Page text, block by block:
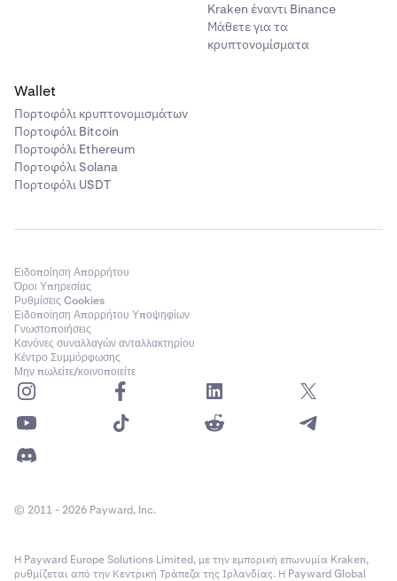
Kraken έναντι Binance
Μάθετε για τα
κρυπτονομίσματα
Wallet
Πορτοφόλι κρυπτονομισμάτων
Πορτοφόλι Bitcoin
Πορτοφόλι Ethereum
Πορτοφόλι Solana
Πορτοφόλι USDT
Ειδοποίηση Απορρήτου
Όροι Υπηρεσίας
Ρυθμίσεις Cookies
Ειδοποίηση Απορρήτου Υποψηφίων
Γνωστοποιήσεις
Κανόνες συναλλαγών ανταλλακτηρίου
Κέντρο Συμμόρφωσης
Μην πωλείτε/κοινοποιείτε
© 2011 - 2026 Payward, Inc.
Η Payward Europe Solutions Limited, με την εμπορική επωνυμία Kraken,
ρυθμίζεται από την Κεντρική Τράπεζα της Ιρλανδίας. Η Payward Global